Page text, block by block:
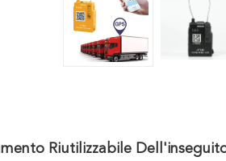
Riutilizzabile